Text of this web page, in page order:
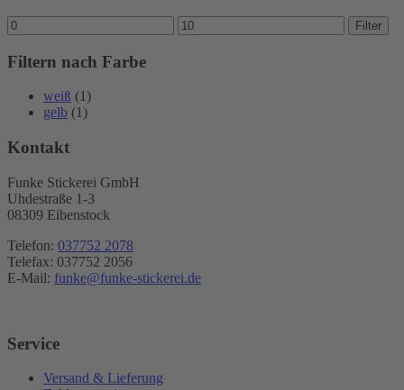
Min.
Preis
Max.
Preis
Filter
Filtern nach Farbe
weiß (1)
gelb (1)
Kontakt
Funke Stickerei GmbH
Uhdestraße 1-3
08309 Eibenstock
Telefon: 037752 2078
Telefax: 037752 2056
E-Mail: funke@funke-stickerei.de
Service
Versand & Lieferung